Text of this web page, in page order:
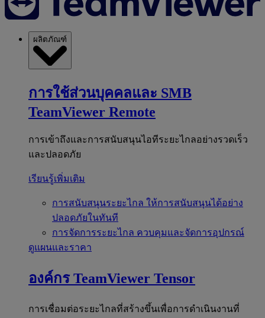
ผลิตภัณฑ์
การใช้ส่วนบุคคลและ SMB
TeamViewer Remote
การเข้าถึงและการสนับสนุนไอทีระยะไกลอย่างรวดเร็ว
และปลอดภัย
เรียนรู้เพิ่มเติม
การสนับสนุนระยะไกล ให้การสนับสนุนได้อย่าง
ปลอดภัยในทันที
การจัดการระยะไกล ควบคุมและจัดการอุปกรณ์
ดูแผนและราคา
องค์กร TeamViewer Tensor
การเชื่อมต่อระยะไกลที่สร้างขึ้นเพื่อการดำเนินงานที่